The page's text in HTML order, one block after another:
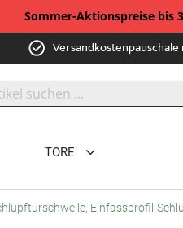
Sommer-Aktionspreise bis
TORE
Einfassprofil-